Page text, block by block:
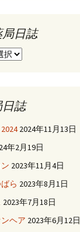
日誌
誌
2024年11月13日
年2月19日
2023年11月4日
ら 2023年8月1日
2023年7月18日
ヘア 2023年6月12日